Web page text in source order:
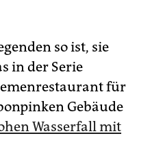
so ist, sie
in der Serie
für
Gebäude
Wasserfall mit